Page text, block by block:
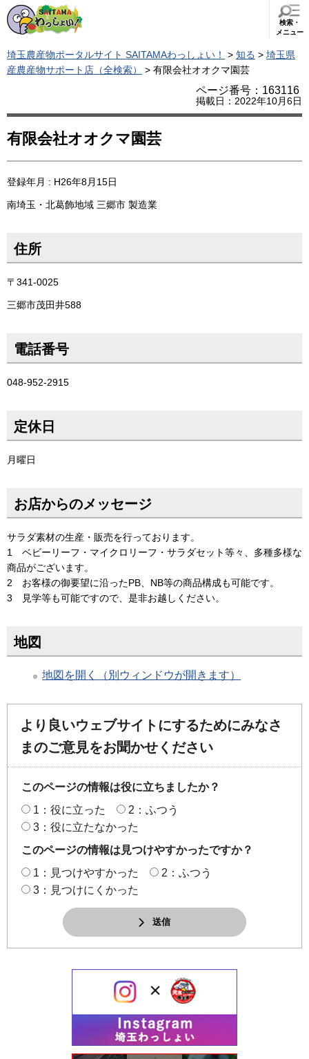
検索・
メニュー
埼玉農産物ポータルサイト SAITAMAわっしょい！ > 知る > 埼玉県
産農産物サポート店（全検索）
> 有限会社オオクマ園芸
ページ番号：163116
掲載日：2022年10月6日
有限会社オオクマ園芸
登録年月 : H26年8月15日
南埼玉・北葛飾地域 三郷市 製造業
住所
〒341-0025
三郷市茂田井588
電話番号
048-952-2915
定休日
月曜日
お店からのメッセージ
サラダ素材の生産・販売を行っております。
1 ベビーリーフ・マイクロリーフ・サラダセット等々、多種多様な
商品がございます。
2 お客様の御要望に沿ったPB、NB等の商品構成も可能です。
3 見学等も可能ですので、是非お越しください。
地図
地図を開く（別ウィンドウが開きます）
より良いウェブサイトにするためにみなさ
まのご意見をお聞かせください
このページの情報は役に立ちましたか？
1：役に立った
2：ふつう
3：役に立たなかった
このページの情報は見つけやすかったですか？
1：見つけやすかった
2：ふつう
3：見つけにくかった
送信